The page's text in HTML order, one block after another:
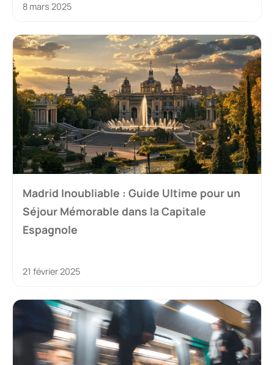
8 mars 2025
Madrid Inoubliable : Guide Ultime pour un
Séjour Mémorable dans la Capitale
Espagnole
21 février 2025